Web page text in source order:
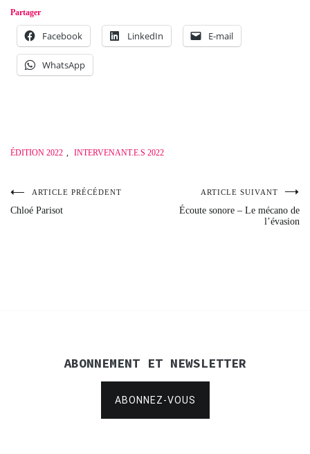
Partager
Facebook LinkedIn E-mail
WhatsApp
ÉDITION 2022 , INTERVENANT.E.S 2022
Navigation
ARTICLE PRÉCÉDENT
Chloé Parisot
ARTICLE SUIVANT
Écoute sonore – Le mécano de
l’évasion
ABONNEMENT ET NEWSLETTER
ABONNEZ-VOUS